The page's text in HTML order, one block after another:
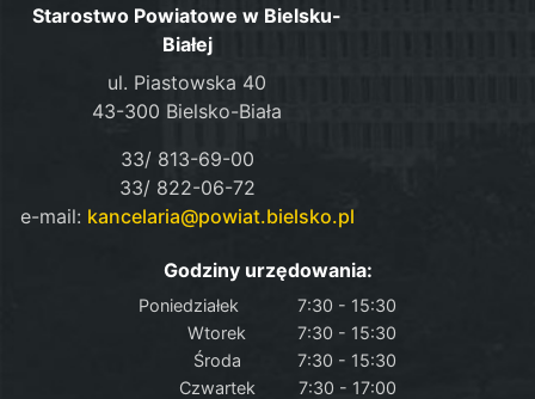
Starostwo Powiatowe w Bielsku-
Białej
ul. Piastowska 40
43-300 Bielsko-Biała
33/ 813-69-00
33/ 822-06-72
e-mail: kancelaria@powiat.bielsko.pl
Godziny urzędowania:
Poniedziałek
7:30 - 15:30
Wtorek
7:30 - 15:30
Środa
7:30 - 15:30
Czwartek
7:30 - 17:00